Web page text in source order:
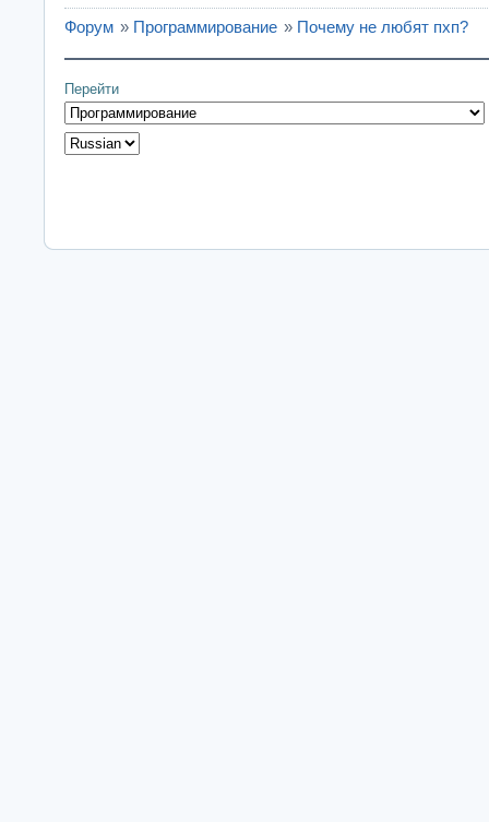
Форум » Программирование » Почему не любят пхп?
Перейти